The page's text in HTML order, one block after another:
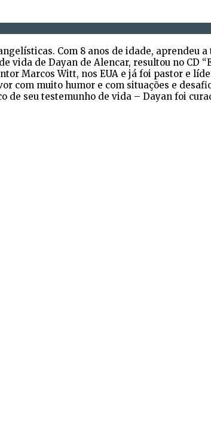
Com 8 anos de idade, aprendeu
vida de Dayan de Alencar, resultou no CD
Marcos Witt, nos EUA e já foi pastor e
com muito humor e com situações e
de seu testemunho de vida – Dayan foi